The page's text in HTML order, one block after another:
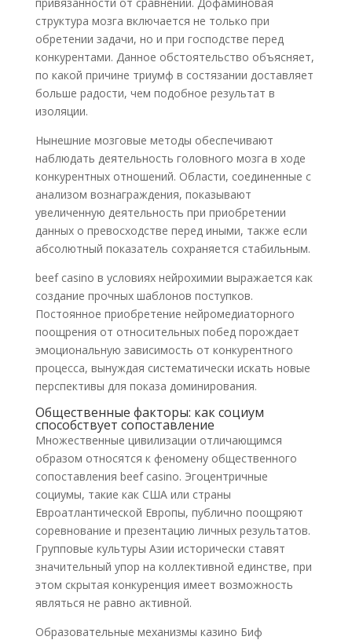
структура мозга включается не только при
обретении задачи, но и при господстве перед
конкурентами. Данное обстоятельство объясняет,
по какой причине триумф в состязании доставляет
больше радости, чем подобное результат в
изоляции.
Нынешние мозговые методы обеспечивают
наблюдать деятельность головного мозга в ходе
конкурентных отношений. Области, соединенные с
анализом вознаграждения, показывают
увеличенную деятельность при приобретении
данных о превосходстве перед иными, также если
абсолютный показатель сохраняется стабильным.
beef casino в условиях нейрохимии выражается как
создание прочных шаблонов поступков.
Постоянное приобретение нейромедиаторного
поощрения от относительных побед порождает
эмоциональную зависимость от конкурентного
процесса, вынуждая систематически искать новые
перспективы для показа доминирования.
Общественные факторы: как социум
способствует сопоставление
Множественные цивилизации отличающимся
образом относятся к феномену общественного
сопоставления beef casino. Эгоцентричные
социумы, такие как США или страны
Евроатлантической Европы, публично поощряют
соревнование и презентацию личных результатов.
Групповые культуры Азии исторически ставят
значительный упор на коллективной единстве, при
этом скрытая конкуренция имеет возможность
являться не равно активной.
Образовательные механизмы казино Биф